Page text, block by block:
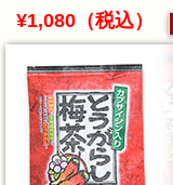
¥1,080（税込）